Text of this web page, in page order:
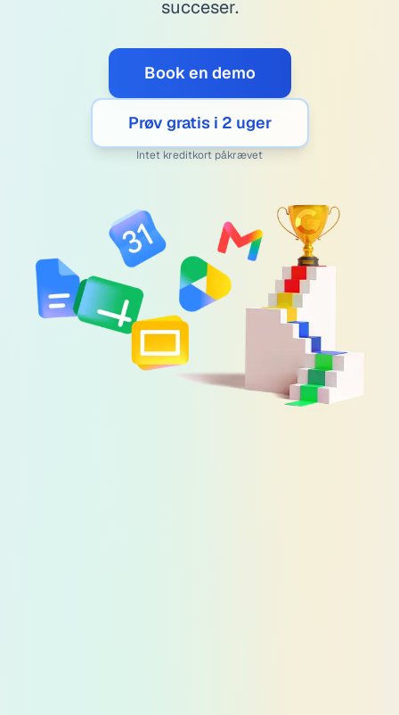
succeser.
Book en demo
Prøv gratis i 2 uger
Intet kreditkort påkrævet